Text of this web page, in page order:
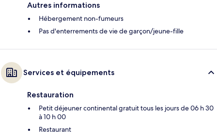
Autres informations
Hébergement non-fumeurs
Pas d'enterrements de vie de garçon/jeune-fille
Services et équipements
Restauration
Petit déjeuner continental gratuit tous les jours de 06 h 30
à 10 h 00
Restaurant